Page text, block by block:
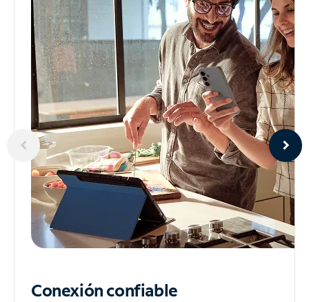
Conexión confiable